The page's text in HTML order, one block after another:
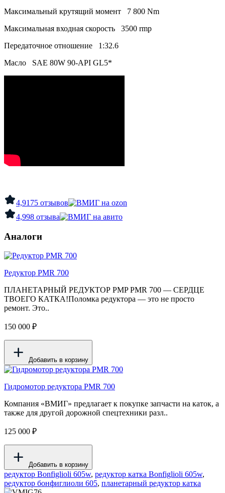
Максимальный крутящий момент 7 800 Nm
Максимальная входная скорость 3500 rmp
Передаточное отношение 1:32.6
Масло SAE 80W 90-API GL5*
4,9175 отзывов
4,998 отзыва
Аналоги
Редуктор PMR 700
ПЛАНЕТАРНЫЙ РЕДУКТОР PMP PMR 700 — СЕРДЦЕ
ТВОЕГО КАТКА!Поломка редуктора — это не просто
ремонт. Это..
150 000 ₽
Добавить в корзину
Гидромотор редуктора PMR 700
Компания «ВМИГ» предлагает к покупке запчасти на каток, а
также для другой дорожной спецтехники разл..
125 000 ₽
Добавить в корзину
редуктор Bonfiglioli 605w, редуктор катка Bonfiglioli 605w,
редуктор бонфиглиоли 605, планетарный редуктор катка